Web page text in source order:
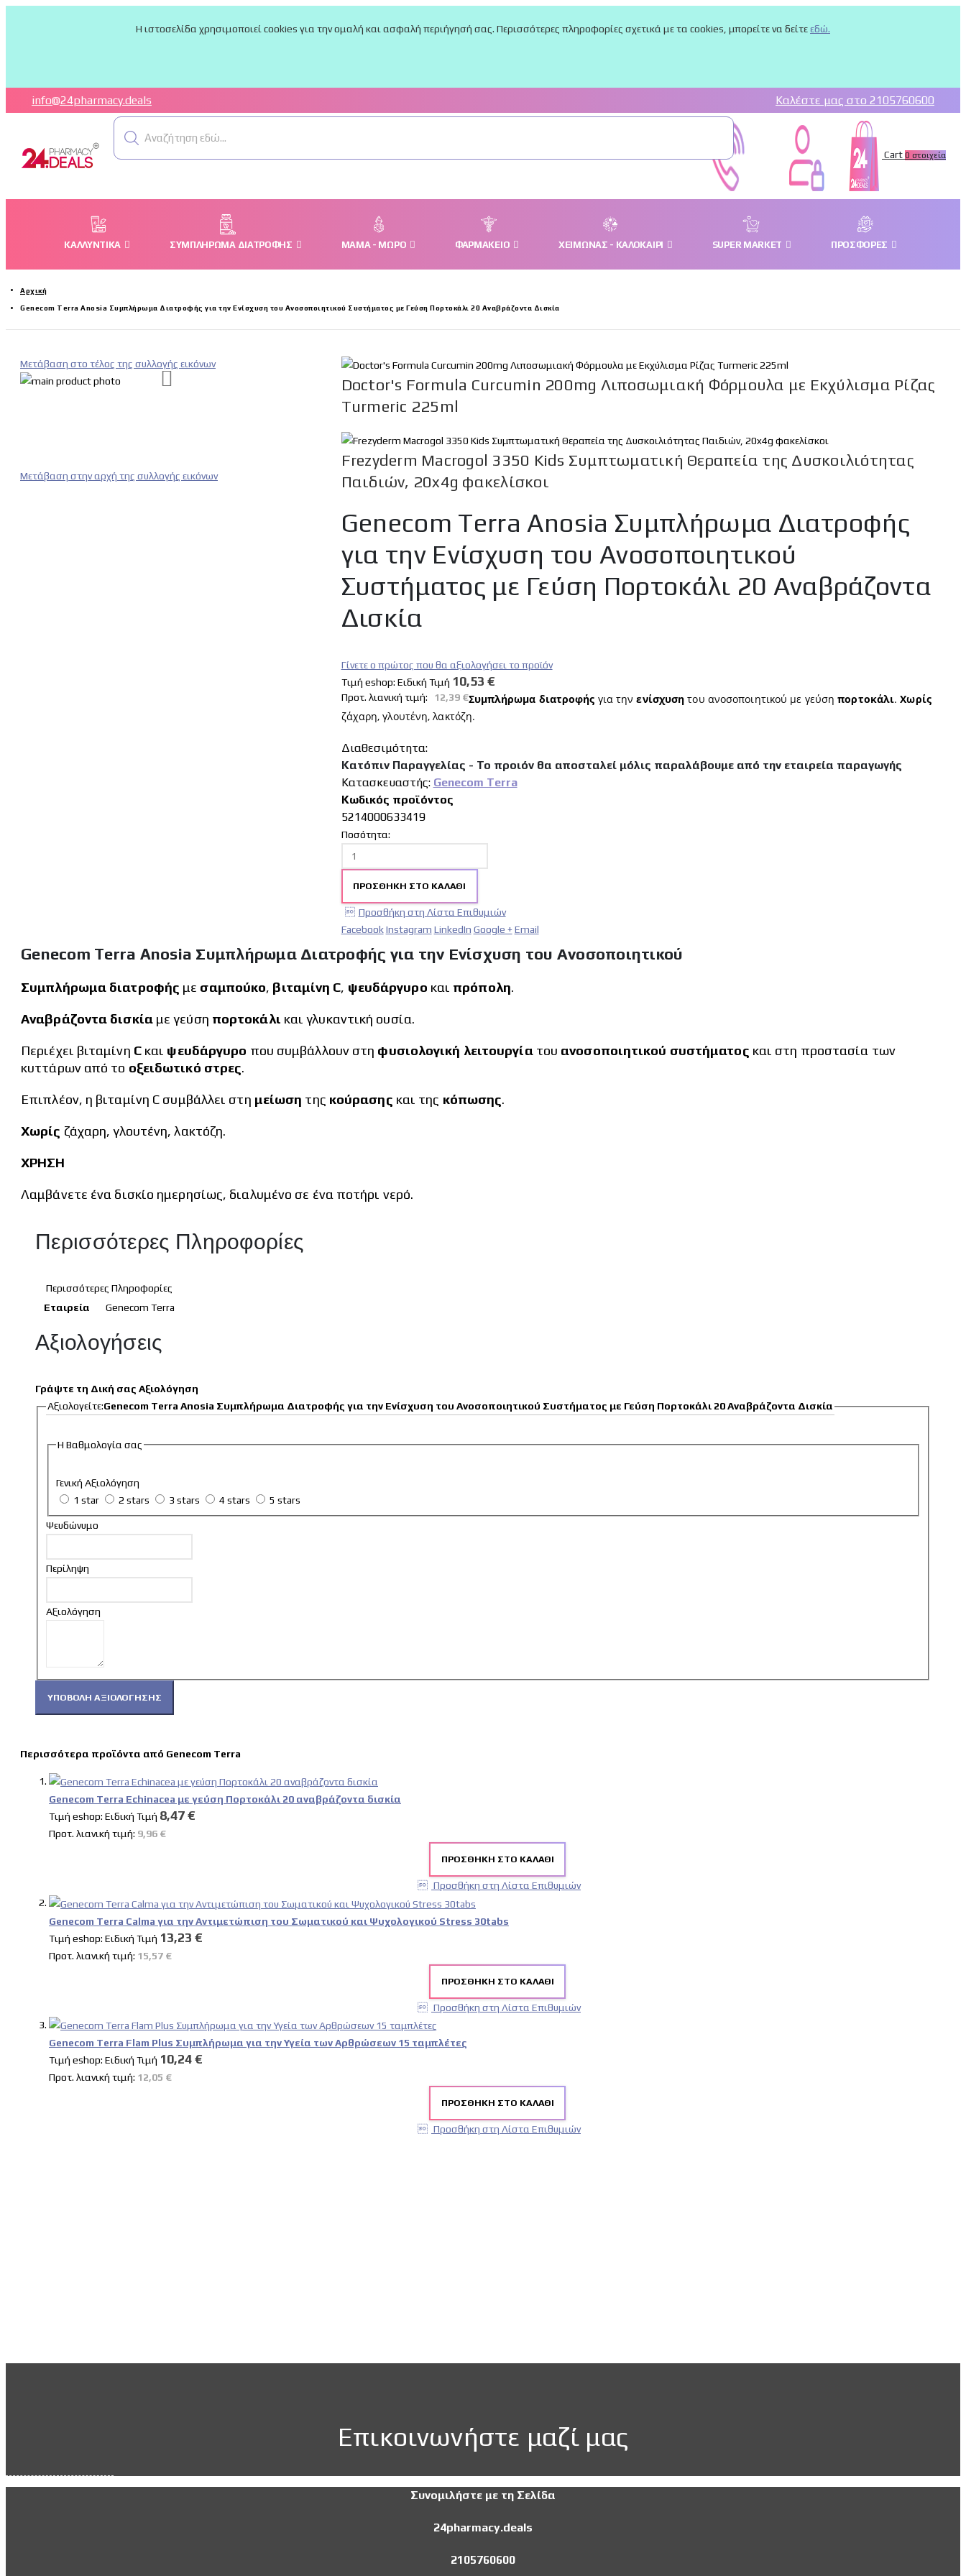
Η ιστοσελίδα χρησιμοποιεί cookies για την ομαλή και ασφαλή περιήγησή σας. Περισσότερες πληροφορίες σχετικά με τα cookies, μπορείτε να δείτεεδώ.
info@24pharmacy.deals Καλέστε μας στο 2105760600
Cart 0 στοιχεία
ΚΑΛΛΥΝΤΙΚΆ ΣΥΜΠΛΉΡΩΜΑ ΔΙΑΤΡΟΦΉΣ ΜΑΜΆ - ΜΩΡΌ ΦΑΡΜΑΚΕΊΟ ΧΕΙΜΏΝΑΣ - ΚΑΛΟΚΑΊΡΙ SUPER MARKET ΠΡΟΣΦΟΡΈΣ
Αναζήτηση εδώ...
Αρχική
Genecom Terra Anosia Συμπλήρωμα Διατροφής για την Ενίσχυση του Ανοσοποιητικού Συστήματος με Γεύση Πορτοκάλι 20 Αναβράζοντα Δισκία
Μετάβαση στο τέλος της συλλογής εικόνων
Μετάβαση στην αρχή της συλλογής εικόνων
Doctor's Formula Curcumin 200mg Λιποσωμιακή Φόρμουλα με Εκχύλισμα Ρίζας
Turmeric 225ml
Frezyderm Macrogol 3350 Kids Συμπτωματική Θεραπεία της Δυσκοιλιότητας
Παιδιών, 20x4g φακελίσκοι
Genecom Terra Anosia Συμπλήρωμα Διατροφής
για την Ενίσχυση του Ανοσοποιητικού
Συστήματος με Γεύση Πορτοκάλι 20 Αναβράζοντα
Δισκία
Γίνετε ο πρώτος που θα αξιολογήσει το προϊόν
Tιμή eshop: Ειδική Τιμή 10,53 €
Προτ. λιανική τιμή: 12,39 €Συμπλήρωμα διατροφής για τηνενίσχυσητου ανοσοποιητικού με γεύσηπορτοκάλι.Χωρίς
ζάχαρη, γλουτένη, λακτόζη.
Διαθεσιμότητα:
Κατόπιν Παραγγελίας - Το προιόν θα αποσταλεί μόλις παραλάβουμε από την εταιρεία παραγωγής
Κατασκευαστής: Genecom Terra
Κωδικός προϊόντος
5214000633419
Ποσότητα:
ΠΡΟΣΘΉΚΗ ΣΤΟ ΚΑΛΆΘΙ
Προσθήκη στη Λίστα Επιθυμιών
Facebook Instagram LinkedIn Google + Email
Genecom Terra Anosia Συμπλήρωμα Διατροφής για την Ενίσχυση του Ανοσοποιητικού
Συμπλήρωμα διατροφής με σαμπούκο, βιταμίνη C, ψευδάργυρο και πρόπολη.
Αναβράζοντα δισκία με γεύση πορτοκάλι και γλυκαντική ουσία.
Περιέχει βιταμίνη C και ψευδάργυρο που συμβάλλουν στη φυσιολογική λειτουργία του ανοσοποιητικού συστήματος και στη προστασία των
κυττάρων από το οξειδωτικό στρες.
Επιπλέον, η βιταμίνη C συμβάλλει στη μείωση της κούρασης και της κόπωσης.
Χωρίς ζάχαρη, γλουτένη, λακτόζη.
ΧΡΗΣΗ
Λαμβάνετε ένα δισκίο ημερησίως, διαλυμένο σε ένα ποτήρι νερό.
Περισσότερες Πληροφορίες
Περισσότερες Πληροφορίες
Εταιρεία
Genecom Terra
Αξιολογήσεις
Γράψτε τη Δική σας Αξιολόγηση
Αξιολογείτε:Genecom Terra Anosia Συμπλήρωμα Διατροφής για την Ενίσχυση του Ανοσοποιητικού Συστήματος με Γεύση Πορτοκάλι 20 Αναβράζοντα Δισκία
Η Βαθμολογία σας
Γενική Αξιολόγηση
1 star
2 stars 3 stars 4 stars 5 stars
Ψευδώνυμο
Περίληψη
Αξιολόγηση
ΥΠΟΒΟΛΉ ΑΞΙΟΛΌΓΗΣΗΣ
Περισσότερα προϊόντα από Genecom Terra
Genecom Terra Echinacea με γεύση Πορτοκάλι 20 αναβράζοντα δισκία
Tιμή eshop: Ειδική Τιμή 8,47 €
Προτ. λιανική τιμή: 9,96 €
ΠΡΟΣΘΉΚΗ ΣΤΟ ΚΑΛΆΘΙ
Προσθήκη στη Λίστα Επιθυμιών
Genecom Terra Calma για την Αντιμετώπιση του Σωματικού και Ψυχολογικού Stress 30tabs
Tιμή eshop: Ειδική Τιμή 13,23 €
Προτ. λιανική τιμή: 15,57 €
ΠΡΟΣΘΉΚΗ ΣΤΟ ΚΑΛΆΘΙ
Προσθήκη στη Λίστα Επιθυμιών
Genecom Terra Flam Plus Συμπλήρωμα για την Υγεία των Αρθρώσεων 15 ταμπλέτες
Tιμή eshop: Ειδική Τιμή 10,24 €
Προτ. λιανική τιμή: 12,05 €
ΠΡΟΣΘΉΚΗ ΣΤΟ ΚΑΛΆΘΙ
Προσθήκη στη Λίστα Επιθυμιών
Επικοινωνήστε μαζί μας
Συνομιλήστε με τη Σελίδα
24pharmacy.deals
2105760600